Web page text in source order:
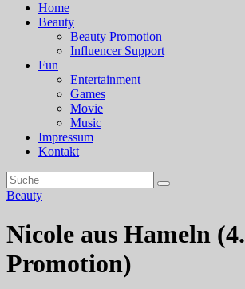
Home
Beauty
Beauty Promotion
Influencer Support
Fun
Entertainment
Games
Movie
Music
Impressum
Kontakt
Beauty
Nicole aus Hameln (4.
Promotion)